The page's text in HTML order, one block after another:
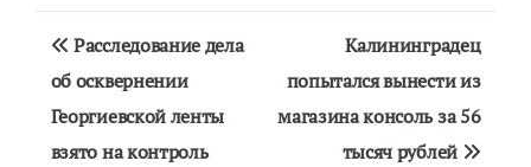
Навигация
по
записям
Расследование дела
об осквернении
Георгиевской ленты
взято на контроль
Калининградец
попытался вынести из
магазина консоль за 56
тысяч рублей